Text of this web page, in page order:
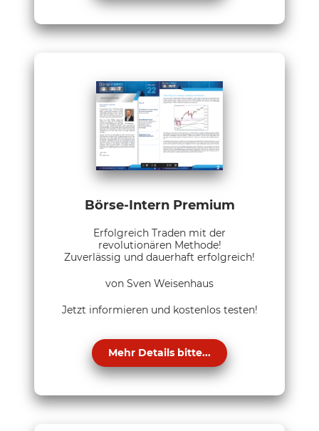
Börse-Intern Premium
Erfolgreich Traden mit der
revolutionären Methode!
Zuverlässig und dauerhaft erfolgreich!
von Sven Weisenhaus
Jetzt informieren und kostenlos testen!
Mehr Details bitte...